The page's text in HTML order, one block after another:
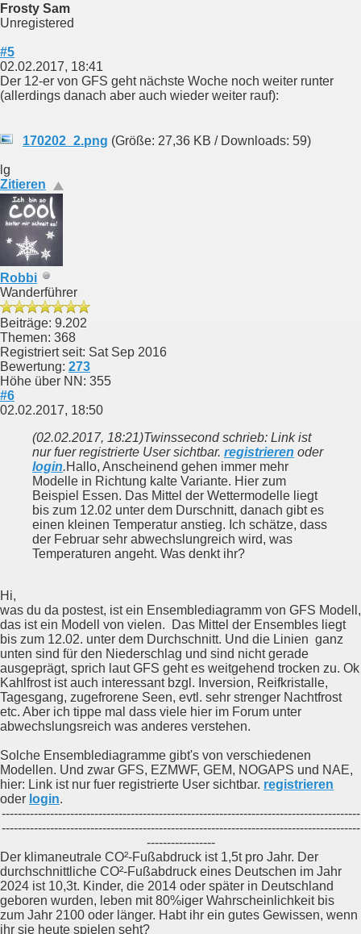
Frosty Sam
Unregistered
#5
02.02.2017, 18:41
Der 12-er von GFS geht nächste Woche noch weiter runter
(allerdings danach aber auch wieder weiter rauf):
170202_2.png (Größe: 27,36 KB / Downloads: 59)
lg
Zitieren
Robbi
Wanderführer
Beiträge: 9.202
Themen: 368
Registriert seit: Sat Sep 2016
Bewertung: 273
Höhe über NN: 355
#6
02.02.2017, 18:50
(02.02.2017, 18:21)Twinssecond schrieb: Link ist
nur fuer registrierte User sichtbar. registrieren oder
login.Hallo, Anscheinend gehen immer mehr
Modelle in Richtung kalte Variante. Hier zum
Beispiel Essen. Das Mittel der Wettermodelle liegt
bis zum 12.02 unter dem Durschnitt, danach gibt es
einen kleinen Temperatur anstieg. Ich schätze, dass
der Februar sehr abwechslungreich wird, was
Temperaturen angeht. Was denkt ihr?
Hi,
was du da postest, ist ein Ensemblediagramm von GFS Modell,
das ist ein Modell von vielen. Das Mittel der Ensembles liegt
bis zum 12.02. unter dem Durchschnitt. Und die Linien ganz
unten sind für den Niederschlag und sind nicht gerade
ausgeprägt, sprich laut GFS geht es weitgehend trocken zu. Ok
Kahlfrost ist auch interessant bzgl. Inversion, Reifkristalle,
Tagesgang, zugefrorene Seen, evtl. sehr strenger Nachtfrost
etc. Aber ich tippe mal dass viele hier im Forum unter
abwechslungsreich was anderes verstehen.
Solche Ensemblediagramme gibt's von verschiedenen
Modellen. Und zwar GFS, EZMWF, GEM, NOGAPS und NAE,
hier: Link ist nur fuer registrierte User sichtbar. registrieren
oder login.
‐-------------‐--------------------------------------------------------------------------
-----------------------------------------------------------------------------------------
-----------------
Der klimaneutrale CO²-Fußabdruck ist 1,5t pro Jahr. Der
durchschnittliche CO²-Fußabdruck eines Deutschen im Jahr
2024 ist 10,3t. Kinder, die 2014 oder später in Deutschland
geboren wurden, leben mit 80%iger Wahrscheinlichkeit bis
zum Jahr 2100 oder länger. Habt ihr ein gutes Gewissen, wenn
ihr sie heute spielen seht?